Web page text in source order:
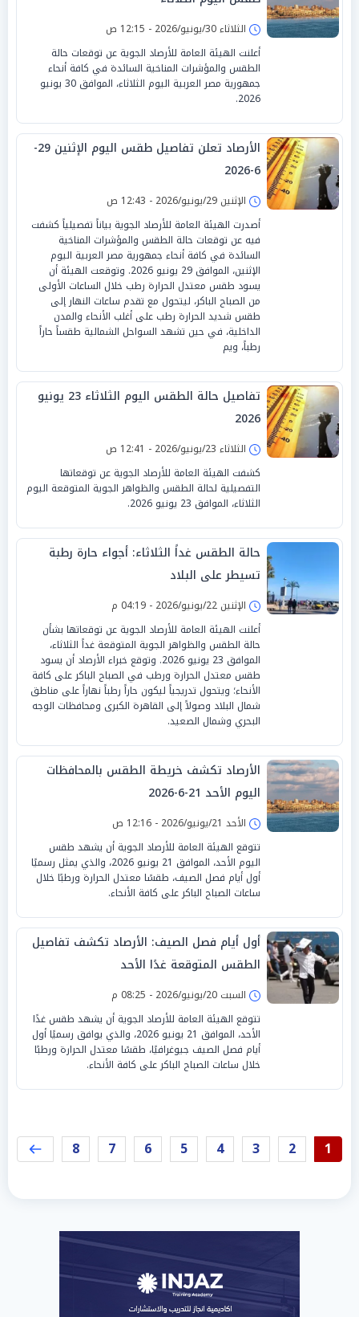
الثلاثاء 30/يونيو/2026 - 12:15 ص
أعلنت الهيئة العامة للأرصاد الجوية عن توقعات حالة
الطقس والمؤشرات المناخية السائدة في كافة أنحاء
جمهورية مصر العربية اليوم الثلاثاء، الموافق 30 يونيو
2026.
الأرصاد تعلن تفاصيل طقس اليوم الإثنين 29-
6-2026
الإثنين 29/يونيو/2026 - 12:43 ص
أصدرت الهيئة العامة للأرصاد الجوية بياناً تفصيلياً كشفت
فيه عن توقعات حالة الطقس والمؤشرات المناخية
السائدة في كافة أنحاء جمهورية مصر العربية اليوم
الإثنين، الموافق 29 يونيو 2026. وتوقعت الهيئة أن
يسود طقس معتدل الحرارة رطب خلال الساعات الأولى
من الصباح الباكر، ليتحول مع تقدم ساعات النهار إلى
طقس شديد الحرارة رطب على أغلب الأنحاء والمدن
الداخلية، في حين تشهد السواحل الشمالية طقساً حاراً
رطباً، ويم
تفاصيل حالة الطقس اليوم الثلاثاء 23 يونيو
2026
الثلاثاء 23/يونيو/2026 - 12:41 ص
كشفت الهيئة العامة للأرصاد الجوية عن توقعاتها
التفصيلية لحالة الطقس والظواهر الجوية المتوقعة اليوم
الثلاثاء، الموافق 23 يونيو 2026.
حالة الطقس غداً الثلاثاء: أجواء حارة رطبة
تسيطر على البلاد
الإثنين 22/يونيو/2026 - 04:19 م
أعلنت الهيئة العامة للأرصاد الجوية عن توقعاتها بشأن
حالة الطقس والظواهر الجوية المتوقعة غداً الثلاثاء،
الموافق 23 يونيو 2026. وتوقع خبراء الأرصاد أن يسود
طقس معتدل الحرارة ورطب في الصباح الباكر على كافة
الأنحاء؛ ويتحول تدريجياً ليكون حاراً رطباً نهاراً على مناطق
شمال البلاد وصولاً إلى القاهرة الكبرى ومحافظات الوجه
البحري وشمال الصعيد.
الأرصاد تكشف خريطة الطقس بالمحافظات
اليوم الأحد 21-6-2026
الأحد 21/يونيو/2026 - 12:16 ص
تتوقع الهيئة العامة للأرصاد الجوية أن يشهد طقس
اليوم الأحد، الموافق 21 يونيو 2026، والذي يمثل رسميًا
أول أيام فصل الصيف، طقسًا معتدل الحرارة ورطبًا خلال
ساعات الصباح الباكر على كافة الأنحاء.
أول أيام فصل الصيف: الأرصاد تكشف تفاصيل
الطقس المتوقعة غدًا الأحد
السبت 20/يونيو/2026 - 08:25 م
تتوقع الهيئة العامة للأرصاد الجوية أن يشهد طقس غدًا
الأحد، الموافق 21 يونيو 2026، والذي يوافق رسميًا أول
أيام فصل الصيف جيوغرافيًا، طقسًا معتدل الحرارة ورطبًا
خلال ساعات الصباح الباكر على كافة الأنحاء.
1
2
3
4
5
6
7
8